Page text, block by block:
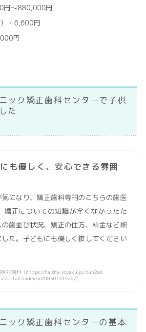
～880,000円
）…6,600円
円
ック矯正歯科センターで子供
た
も優しく、安心できる雰囲
になり、矯正歯科専門のこちらの歯医
矯正についての知識が全くなかったた
歯並び状況、矯正の仕方、料金など細
た。子どもにも優しく接してください
歯科（https://haisha-yoyaku.jp/bun2sd
detail/index/id/0830131926/）
ック矯正歯科センターの基本